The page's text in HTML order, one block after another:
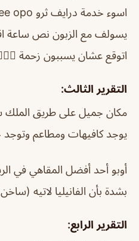
يسولف مع الزبون نص ساعة
اتوقع عشان يسببون زحمة
التقرير الثالث:
مكان جميل على طريق الملك
يوجد كافيهات ومطاعم
أوبو أحد أفضل المقاهي في
بشدة بأن الفانيليا لاتيه
التقرير الرابع: